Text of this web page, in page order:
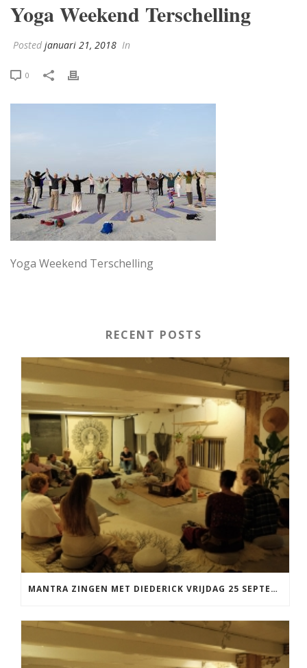
Yoga Weekend Terschelling
Posted januari 21, 2018 In
0
Yoga Weekend Terschelling
RECENT POSTS
MANTRA ZINGEN MET DIEDERICK VRIJDAG 25 SEPTEMBER EN 20 NOVEMBER